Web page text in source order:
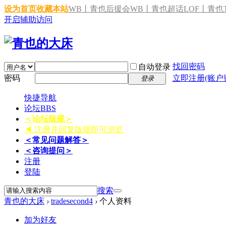
设为首页收藏本站WB丨青也后援会WB丨青也超话LOF丨青也
开启辅助访问
自动登录 找回密码
密码
登录 立即注册(账
快捷导航
论坛BBS
＜论坛版规＞
◀ 注册并回复版规即可浏览
＜常见问题解答＞
＜咨询提问＞
注册
登陆
搜索
青也的大床 › tradesecond4 › 个人资料
加为好友